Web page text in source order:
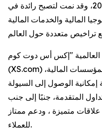
تأسست في أستراليا في عام 2010، وقد نمت لتصبح رائدة في
المالية والخدمات المالية
"إكس أس دوت كوم"
(XS.com) للمتداولين، المستثمرين، المؤسسات المالية،
الوصول إلى السيولة
المتقدمة، جنبًا إلى جنب
علاقات متميزة ، ودعم ممتاز
للعملاء.